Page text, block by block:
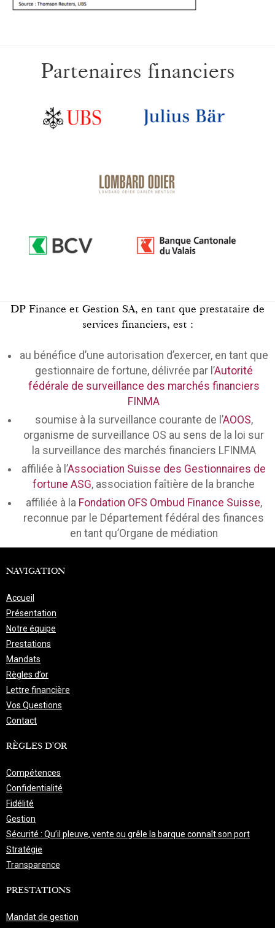
Partenaires financiers
DP Finance et Gestion SA, en tant que prestataire de
services financiers, est :
au bénéfice d’une autorisation d’exercer, en tant que
gestionnaire de fortune, délivrée par l’Autorité
fédérale de surveillance des marchés financiers
FINMA
soumise à la surveillance courante de l’AOOS,
organisme de surveillance OS au sens de la loi sur
la surveillance des marchés financiers LFINMA
affiliée à l’Association Suisse des Gestionnaires de
fortune ASG, association faîtière de la branche
affiliée à la Fondation OFS Ombud Finance Suisse,
reconnue par le Département fédéral des finances
en tant qu’Organe de médiation
NAVIGATION
Accueil
Présentation
Notre équipe
Prestations
Mandats
Règles d’or
Lettre financière
Vos Questions
Contact
RÈGLES D'OR
Compétences
Confidentialité
Fidélité
Gestion
Sécurité : Qu’il pleuve, vente ou grêle la barque connaît son port
Stratégie
Transparence
PRESTATIONS
Mandat de gestion